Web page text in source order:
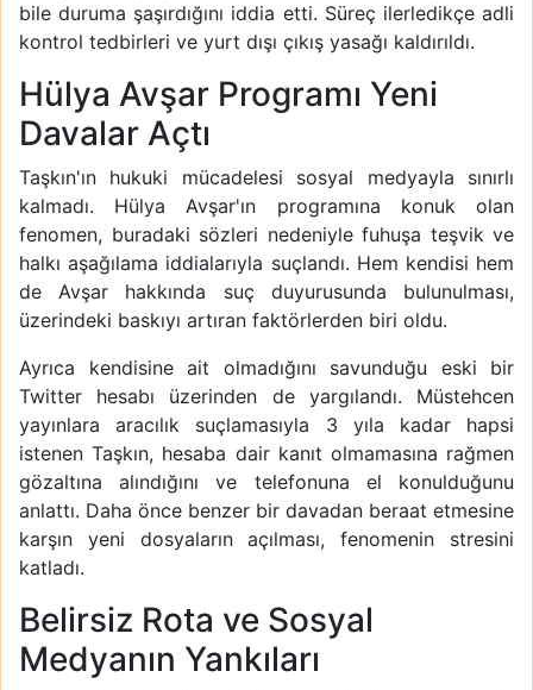
bile duruma şaşırdığını iddia etti. Süreç ilerledikçe adli
kontrol tedbirleri ve yurt dışı çıkış yasağı kaldırıldı.
Hülya Avşar Programı Yeni
Davalar Açtı
Taşkın'ın hukuki mücadelesi sosyal medyayla sınırlı
kalmadı. Hülya Avşar'ın programına konuk olan
fenomen, buradaki sözleri nedeniyle fuhuşa teşvik ve
halkı aşağılama iddialarıyla suçlandı. Hem kendisi hem
de Avşar hakkında suç duyurusunda bulunulması,
üzerindeki baskıyı artıran faktörlerden biri oldu.
Ayrıca kendisine ait olmadığını savunduğu eski bir
Twitter hesabı üzerinden de yargılandı. Müstehcen
yayınlara aracılık suçlamasıyla 3 yıla kadar hapsi
istenen Taşkın, hesaba dair kanıt olmamasına rağmen
gözaltına alındığını ve telefonuna el konulduğunu
anlattı. Daha önce benzer bir davadan beraat etmesine
karşın yeni dosyaların açılması, fenomenin stresini
katladı.
Belirsiz Rota ve Sosyal
Medyanın Yankıları